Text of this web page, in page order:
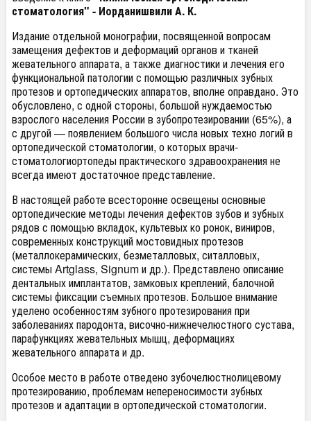
стоматология" - ИорданишвилиА. К.
Издание отдельной монографии, посвященной вопросам
замещения дефектов и деформаций органов и тканей
жевательногоаппарата, а также диагностики и лечения его
функциональной патологии с помощью различных зубных
протезов иортопедическихаппаратов, вполне оправдано. Это
обусловлено, с одной стороны, большой нуждаемостью
взрослого населения России в зубопротезировании (65%), а
с другой — появлением большого числа новых техно логий в
ортопедическойстоматологии, о которыхврачи-
стоматологиортопедыпрактического здравоохранения не
всегда имеют достаточное представление.
В настоящей работе всесторонне освещены основные
ортопедическиеметоды лечения дефектов зубов и зубных
рядов с помощью вкладок, культевыхкоронок, виниров,
современных конструкций мостовидныхпротезов
(металлокерамических, безметалловых, ситалловых,
системыArtglass, Signumи др.). Представлено описание
дентальных имплантатов, замковых креплений, балочной
системыфиксации съемныхпротезов. Большое внимание
уделеноособенностямзубногопротезированияпри
заболеваниях пародонта, височно-нижнечелюстногосустава,
парафункцияхжевательныхмышц, деформациях
жевательногоаппарата и др.
Особоеместо в работе отведенозубочелюстнолицевому
протезированию, проблемам непереносимости зубных
протезов и адаптации в ортопедической стоматологии.